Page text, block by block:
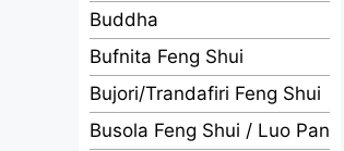
Buddha
Bufnita Feng Shui
Bujori/Trandafiri Feng Shui
Busola Feng Shui / Luo Pan